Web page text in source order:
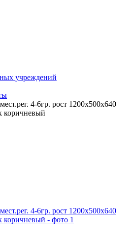
учреждений
4-6гр. рост 1200х500х640